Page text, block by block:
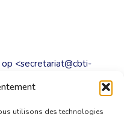
utilisons des technologies
op <secretariat@cbti-